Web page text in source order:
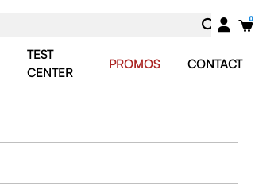
TEST
CENTER
PROMOS CONTACT